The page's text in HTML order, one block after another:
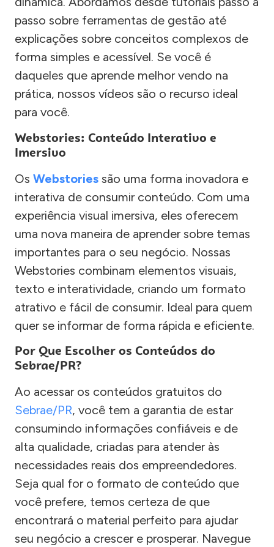
passo sobre ferramentas de gestão até
explicações sobre conceitos complexos de
forma simples e acessível. Se você é
daqueles que aprende melhor vendo na
prática, nossos vídeos são o recurso ideal
para você.
Webstories: Conteúdo Interativo e
Imersivo
Os Webstories são uma forma inovadora e
interativa de consumir conteúdo. Com uma
experiência visual imersiva, eles oferecem
uma nova maneira de aprender sobre temas
importantes para o seu negócio. Nossas
Webstories combinam elementos visuais,
texto e interatividade, criando um formato
atrativo e fácil de consumir. Ideal para quem
quer se informar de forma rápida e eficiente.
Por Que Escolher os Conteúdos do
Sebrae/PR?
Ao acessar os conteúdos gratuitos do
Sebrae/PR, você tem a garantia de estar
consumindo informações confiáveis e de
alta qualidade, criadas para atender às
necessidades reais dos empreendedores.
Seja qual for o formato de conteúdo que
você prefere, temos certeza de que
encontrará o material perfeito para ajudar
seu negócio a crescer e prosperar. Navegue